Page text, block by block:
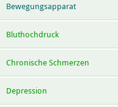
Bewegungsapparat
Bluthochdruck
Chronische Schmerzen
Depression